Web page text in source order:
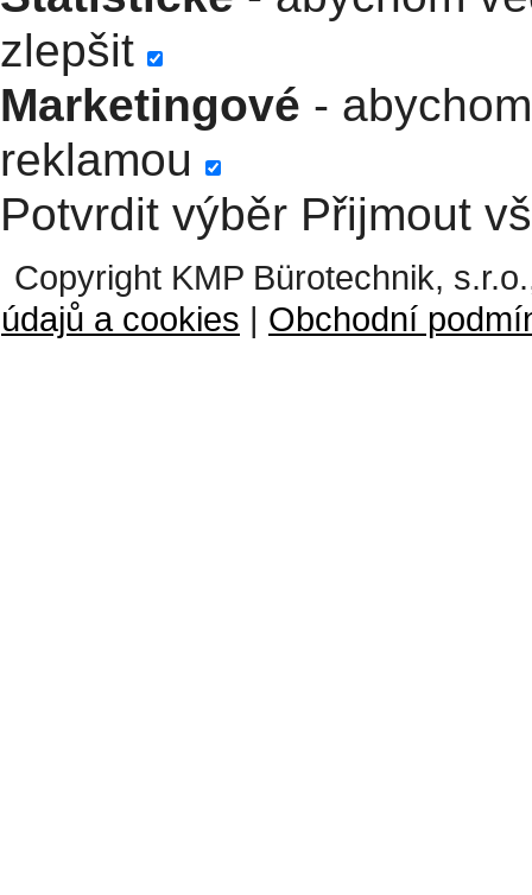
zlepšit
Marketingové -
reklamou
Potvrdit výběr Přijmout
Copyright KMP Bürotechnik,
údajů a cookies | Obchodní